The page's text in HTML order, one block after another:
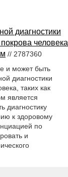
диагностики
человека
// 2787360
и может быть
диагностики
таких как
является
диагностику
к здоровому
по
и